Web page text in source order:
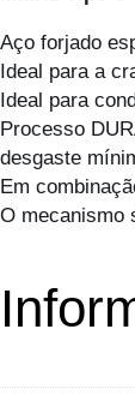
Aço forjado
Ideal para a
Ideal para
Processo
desgaste
Em
O mecanismo